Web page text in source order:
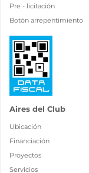
Pre - licitación
Botón arrepentimiento
Aires del Club
Ubicación
Financiación
Proyectos
Servicios